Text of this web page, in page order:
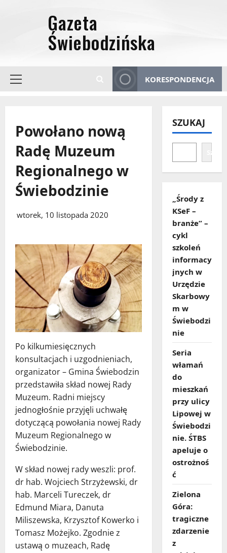
Menu
KORESPONDENCJA
Powołano nową
Radę Muzeum
Regionalnego w
Świebodzinie
wtorek, 10 listopada 2020
Po kilkumiesięcznych
konsultacjach i uzgodnieniach,
organizator – Gmina Świebodzin
przedstawiła skład nowej Rady
Muzeum. Radni miejscy
jednogłośnie przyjęli uchwałę
dotyczącą powołania nowej Rady
Muzeum Regionalnego w
Świebodzinie.
W skład nowej rady weszli: prof.
dr hab. Wojciech Strzyżewski, dr
hab. Marceli Tureczek, dr
Edmund Miara, Danuta
Miliszewska, Krzysztof Kowerko i
Tomasz Możejko. Zgodnie z
ustawą o muzeach, Radę
SZUKAJ
„Środy z
KSeF –
branże” –
cykl
szkoleń
informacy
jnych w
Urzędzie
Skarbowy
m w
Świebodzi
nie
Seria
włamań
do
mieszkań
przy ulicy
Lipowej w
Świebodzi
nie. ŚTBS
apeluje o
ostrożnoś
ć
Zielona
Góra:
tragiczne
zdarzenie
z